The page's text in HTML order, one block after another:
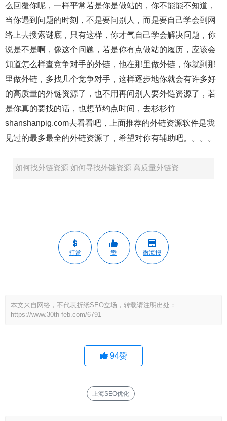
么回覆你呢，一样平常若是你是做站的，你不能能不知道，
当你遇到问题的时刻，不是要问别人，而是要自己学会到网
络上去搜索谜底，只有这样，你才气自己学会解决问题，你
说是不是啊，像这个问题，若是你有点做站的履历，应该会
知道怎么样查竞争对手的外链，他在那里做外链，你就到那
里做外链，多找几个竞争对手，这样逐步地你就会有许多好
的高质量的外链资源了，也不用再问别人要外链资源了，若
是你真的要找的话，也想节约点时间，去杉杉竹
shanshanpig.com去看看吧，上面推荐的外链资源软件是我
见过的最多最全的外链资源了，希望对你有辅助吧。。。。
如何找外链资源 如何寻找外链资源 高质量外链资
打赏 赞 微海报
本文来自网络，不代表折纸SEO立场，转载请注明出处：
https://www.30th-feb.com/6791
94赞
上海SEO优化